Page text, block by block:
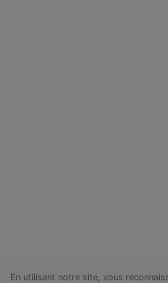
En utilisant notre site, vous